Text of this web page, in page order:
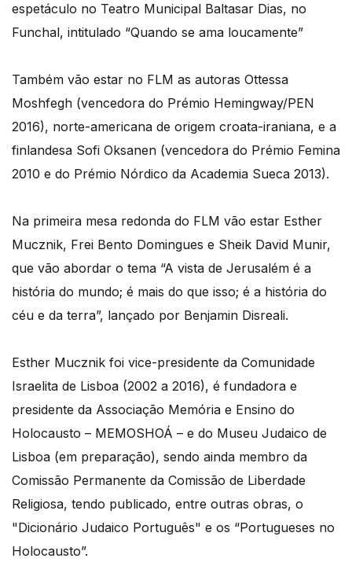
espetáculo no Teatro Municipal Baltasar Dias, no
Funchal, intitulado “Quando se ama loucamente”
Também vão estar no FLM as autoras Ottessa
Moshfegh (vencedora do Prémio Hemingway/PEN
2016), norte-americana de origem croata-iraniana, e a
finlandesa Sofi Oksanen (vencedora do Prémio Femina
2010 e do Prémio Nórdico da Academia Sueca 2013).
Na primeira mesa redonda do FLM vão estar Esther
Mucznik, Frei Bento Domingues e Sheik David Munir,
que vão abordar o tema “A vista de Jerusalém é a
história do mundo; é mais do que isso; é a história do
céu e da terra”, lançado por Benjamin Disreali.
Esther Mucznik foi vice-presidente da Comunidade
Israelita de Lisboa (2002 a 2016), é fundadora e
presidente da Associação Memória e Ensino do
Holocausto – MEMOSHOÁ – e do Museu Judaico de
Lisboa (em preparação), sendo ainda membro da
Comissão Permanente da Comissão de Liberdade
Religiosa, tendo publicado, entre outras obras, o
"Dicionário Judaico Português" e os “Portugueses no
Holocausto”.